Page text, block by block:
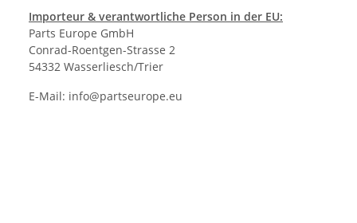
Importeur & verantwortliche Person in der EU:
Parts Europe GmbH
Conrad-Roentgen-Strasse 2
54332 Wasserliesch/Trier
E-Mail: info@partseurope.eu